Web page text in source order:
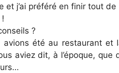
et j’ai préféré en finir tout de
!
?
été au restaurant et
aviez dit, à l’époque,